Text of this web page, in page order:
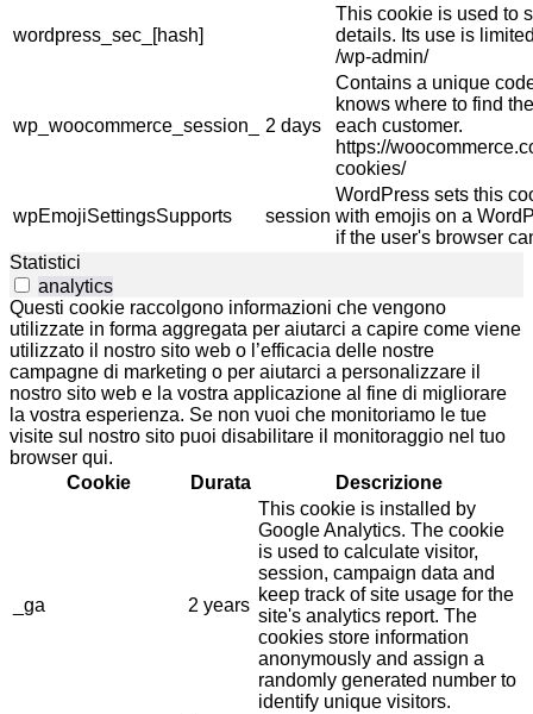
wordpress_sec_[hash]
This cookie is used to
details. Its use is
/wp-admin/
wp_woocommerce_session_ 2 days
Contains a unique
knows where to find
each customer.
https://
cookies/
wpEmojiSettingsSupports session
WordPress sets this
with emojis on a
if the user's browser
Statistici
analytics
Questi cookie raccolgono informazioni che vengono
utilizzate in forma aggregata per aiutarci a capire come viene
utilizzato il nostro sito web o l’efficacia delle nostre
campagne di marketing o per aiutarci a personalizzare il
nostro sito web e la vostra applicazione al fine di migliorare
la vostra esperienza. Se non vuoi che monitoriamo le tue
visite sul nostro sito puoi disabilitare il monitoraggio nel tuo
browser qui.
Cookie
Durata Descrizione
_ga 2 years
This cookie is installed by
Google Analytics. The cookie
is used to calculate visitor,
session, campaign data and
keep track of site usage for the
site's analytics report. The
cookies store information
anonymously and assign a
randomly generated number to
identify unique visitors.